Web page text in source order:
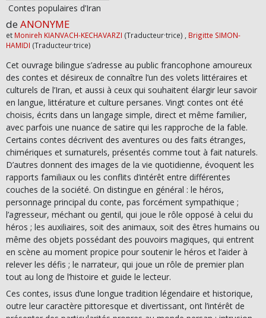
Contes populaires d’Iran
de ANONYME
et Monireh KIANVACH-KECHAVARZI (Traducteur·trice) , Brigitte SIMON-
HAMIDI (Traducteur·trice)
Cet ouvrage bilingue s’adresse au public francophone amoureux
des contes et désireux de connaître l’un des volets littéraires et
culturels de l’Iran, et aussi à ceux qui souhaitent élargir leur savoir
en langue, littérature et culture persanes. Vingt contes ont été
choisis, écrits dans un langage simple, direct et même familier,
avec parfois une nuance de satire qui les rapproche de la fable.
Certains contes décrivent des aventures ou des faits étranges,
chimériques et surnaturels, présentés comme tout à fait naturels.
D’autres donnent des images de la vie quotidienne, évoquent les
rapports familiaux ou les conflits d’intérêt entre différentes
couches de la société. On distingue en général : le héros,
personnage principal du conte, pas forcément sympathique ;
l’agresseur, méchant ou gentil, qui joue le rôle opposé à celui du
héros ; les auxiliaires, soit des animaux, soit des êtres humains ou
même des objets possédant des pouvoirs magiques, qui entrent
en scène au moment propice pour soutenir le héros et l’aider à
relever les défis ; le narrateur, qui joue un rôle de premier plan
tout au long de l’histoire et guide le lecteur.
Ces contes, issus d’une longue tradition légendaire et historique,
outre leur caractère pittoresque et divertissant, ont l’intérêt de